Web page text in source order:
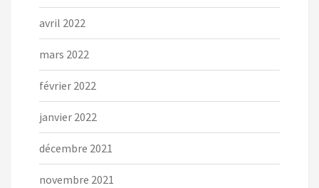
avril 2022
mars 2022
février 2022
janvier 2022
décembre 2021
novembre 2021